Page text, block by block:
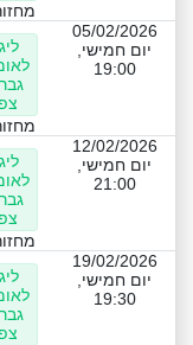
מחזור
05/02/2026
יום חמישי,
19:00
מחזור
12/02/2026
יום חמישי,
21:00
מחזור
19/02/2026
יום חמישי,
19:30